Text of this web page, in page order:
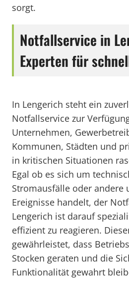
sorgt.
Notfallservice in
Experten für
In Lengerich steht ein
Notfallservice zur
Unternehmen,
Kommunen, Städten und
in kritischen Situationen
Egal ob es sich um
Stromausfälle oder andere
Ereignisse handelt, der
Lengerich ist darauf
effizient zu reagieren.
gewährleistet, dass
Stocken geraten und die
Funktionalität gewahrt